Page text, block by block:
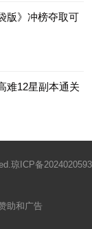
版》冲榜夺取可
难12星副本通关
琼ICP备2024020593
助和广告